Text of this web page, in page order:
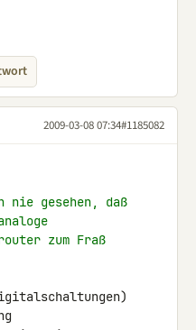
2009-03-08 07:34#1185082
nie gesehen, daß
zum Fraß